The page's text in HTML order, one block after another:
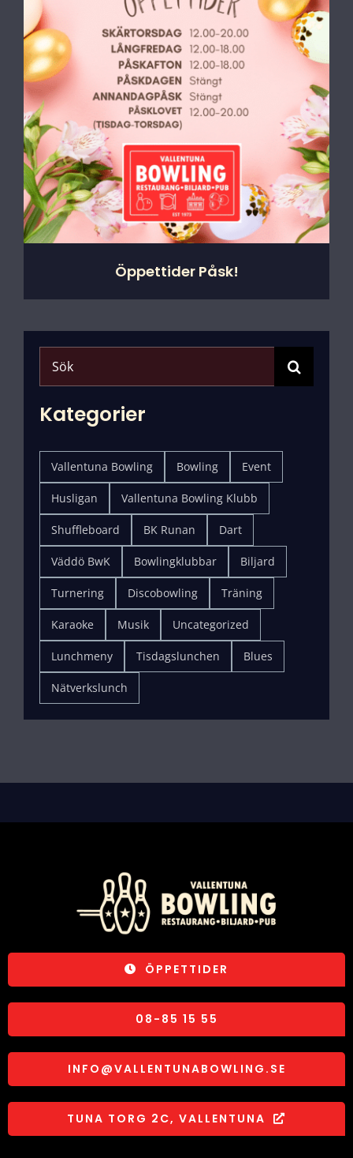
Nyheter
Info
Kontakt
Öppettider Påsk!
Search
for:
Kategorier
Vallentuna Bowling Bowling Event
Husligan Vallentuna Bowling Klubb
Shuffleboard BK Runan Dart
Väddö BwK Bowlingklubbar Biljard
Turnering Discobowling Träning
Karaoke Musik Uncategorized
Lunchmeny Tisdagslunchen Blues
Nätverkslunch
ÖPPETTIDER
08-85 15 55
INFO@VALLENTUNABOWLING.SE
TUNA TORG 2C, VALLENTUNA